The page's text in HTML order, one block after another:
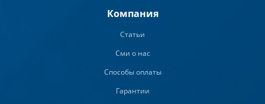
Компания
Статьи
Сми о нас
Способы оплаты
Гарантии